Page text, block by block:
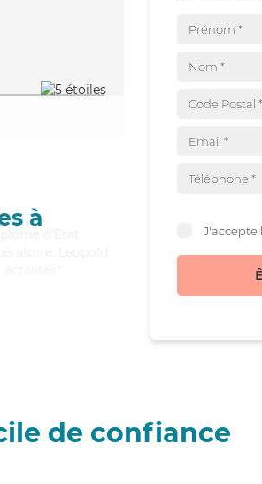
à
d'Etat
Leopold
J'accepte
de confiance